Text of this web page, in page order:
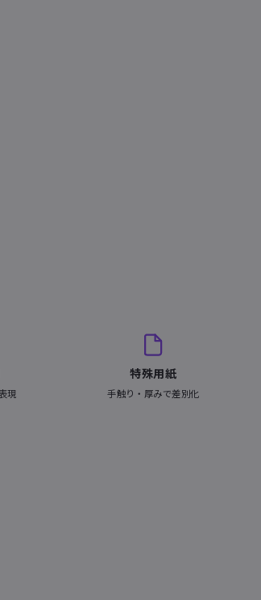
現
特殊用紙
手触り・厚みで差別化